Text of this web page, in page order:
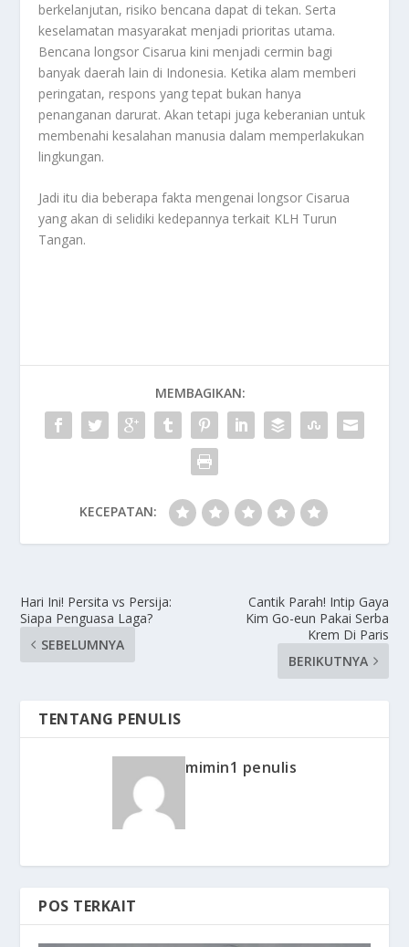
berkelanjutan, risiko bencana dapat di tekan. Serta
keselamatan masyarakat menjadi prioritas utama.
Bencana longsor Cisarua kini menjadi cermin bagi
banyak daerah lain di Indonesia. Ketika alam memberi
peringatan, respons yang tepat bukan hanya
penanganan darurat. Akan tetapi juga keberanian untuk
membenahi kesalahan manusia dalam memperlakukan
lingkungan.
Jadi itu dia beberapa fakta mengenai longsor Cisarua
yang akan di selidiki kedepannya terkait KLH Turun
Tangan.
MEMBAGIKAN:
KECEPATAN:
Hari Ini! Persita vs Persija:
Siapa Penguasa Laga?
SEBELUMNYA
Cantik Parah! Intip Gaya
Kim Go-eun Pakai Serba
Krem Di Paris
BERIKUTNYA
TENTANG PENULIS
mimin1 penulis
POS TERKAIT